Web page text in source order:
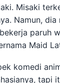
Misaki
Namun,
paruh
Maid
komedi
tapi